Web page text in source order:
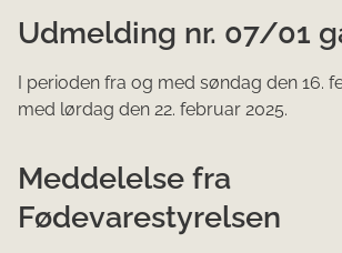
Udmelding nr. 07/01
I perioden fra og med søndag den 16.
med lørdag den 22. februar 2025.​
Meddelelse fra
Fødevarestyrelsen